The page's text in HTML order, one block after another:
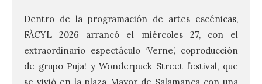
Dentro de la programación de artes escénicas,
FÀCYL 2026 arrancó el miércoles 27, con el
extraordinario espectáculo ‘Verne’, coproducción
de grupo Puja! y Wonderpuck Street festival, que